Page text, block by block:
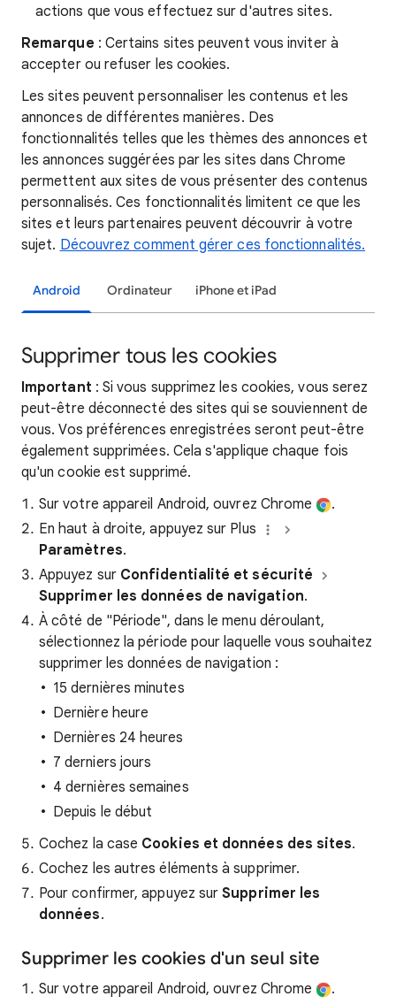
actions que vous effectuez sur d'autres sites.
Remarque : Certains sites peuvent vous inviter à
accepter ou refuser les cookies.
Les sites peuvent personnaliser les contenus et les
annonces de différentes manières. Des
fonctionnalités telles que les thèmes des annonces et
les annonces suggérées par les sites dans Chrome
permettent aux sites de vous présenter des contenus
personnalisés. Ces fonctionnalités limitent ce que les
sites et leurs partenaires peuvent découvrir à votre
sujet. Découvrez comment gérer ces fonctionnalités.
Android Ordinateur iPhone et iPad
Supprimer tous les cookies
Important : Si vous supprimez les cookies, vous serez
peut-être déconnecté des sites qui se souviennent de
vous. Vos préférences enregistrées seront peut-être
également supprimées. Cela s'applique chaque fois
qu'un cookie est supprimé.
Sur votre appareil Android, ouvrez Chrome
.
En haut à droite, appuyez sur Plus
Paramètres.
Appuyez sur Confidentialité et sécurité
Supprimer les données de navigation.
À côté de "Période", dans le menu déroulant,
sélectionnez la période pour laquelle vous souhaitez
supprimer les données de navigation :
15 dernières minutes
Dernière heure
Dernières 24 heures
7 derniers jours
4 dernières semaines
Depuis le début
Cochez la case Cookies et données des sites.
Cochez les autres éléments à supprimer.
Pour confirmer, appuyez surSupprimer les
données.
Supprimer les cookies d'un seul site
Sur votre appareil Android, ouvrez Chrome
.